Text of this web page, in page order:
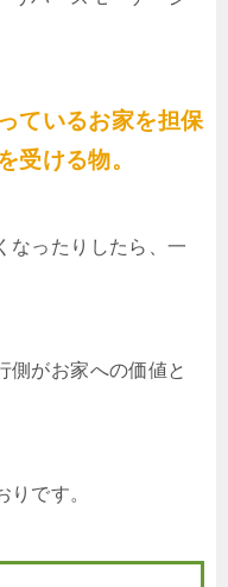
ているお家を担保
受ける物。
なったりしたら、一
側がお家への価値と
りです。